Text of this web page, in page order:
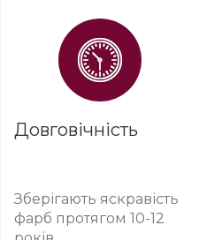
Довговічність
Зберігають яскравість
фарб протягом 10-12